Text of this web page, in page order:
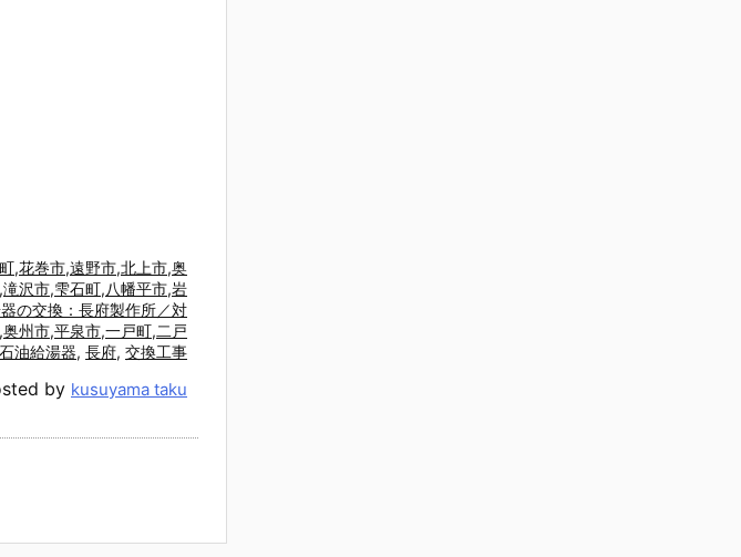
,花巻市,遠野市,北上市,奥
沢市,雫石町,八幡平市,岩
の交換：長府製作所／対
州市,平泉市,一戸町,二戸
石油給湯器, 長府, 交換工事
by kusuyama taku